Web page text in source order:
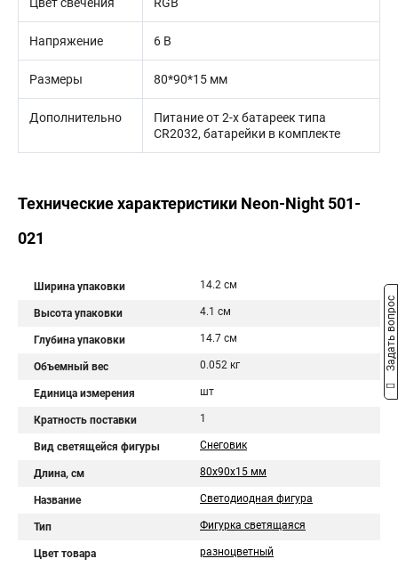
Напряжение 6 В
Размеры 80*90*15 мм
Дополнительно
Питание от 2-х батареек типа
CR2032, батарейки в комплекте
Технические характеристики Neon-Night 501-
021
Ширина упаковки 14.2 см
Высота упаковки 4.1 см
Глубина упаковки 14.7 см
Объемный вес 0.052 кг
Единица измерения шт
Кратность поставки 1
Вид светящейся фигуры Снеговик
Длина, см 80x90x15 мм
Название Светодиодная фигура
Тип Фигурка светящаяся
Цвет товара разноцветный
Задать вопрос